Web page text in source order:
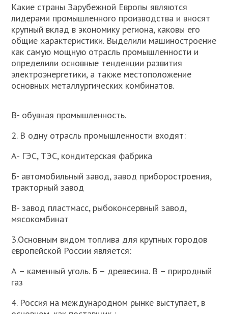
Какие страны Зарубежной Европы являются
лидерами промышленного производства и вносят
крупный вклад в экономику региона, каковы его
общие характеристики. Выделили машиностроение
как самую мощную отрасль промышленности и
определили основные тенденции развития
электроэнергетики, а также местоположение
основных металлургических комбинатов.
В- обувная промышленность.
2. В одну отрасль промышленности входят:
А- ГЭС, ТЭС, кондитерская фабрика
Б- автомобильный завод, завод приборостроения,
тракторный завод
В- завод пластмасс, рыбоконсервный завод,
мясокомбинат
3.Основным видом топлива для крупных городов
европейской России является:
А – каменный уголь. Б – древесина. В – природный
газ
4. Россия на международном рынке выступает, в